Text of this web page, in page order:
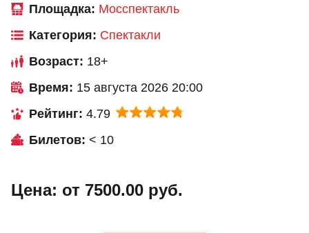
Площадка: Мосспектакль
Категория: Спектакли
Возраст: 18+
Время: 15 августа 2026 20:00
Рейтинг: 4.79
Билетов: < 10
Цена: от 7500.00 руб.